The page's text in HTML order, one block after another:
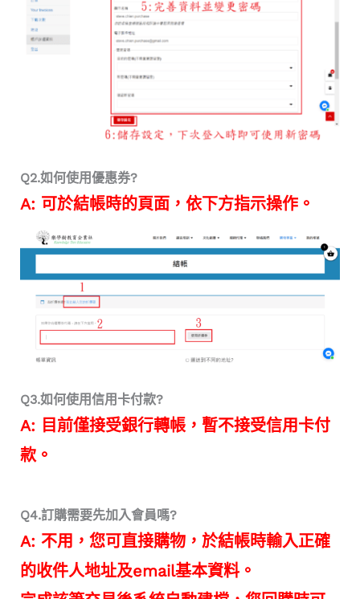
Q2.如何使用優惠券?
A: 可於結帳時的頁面，依下方指示操作。
Q3.如何使用信用卡付款?
A: 目前僅接受銀行轉帳，暫不接受信用卡付
款。
Q4.訂購需要先加入會員嗎?
A: 不用，您可直接購物，於結帳時輸入正確
的收件人地址及email基本資料。